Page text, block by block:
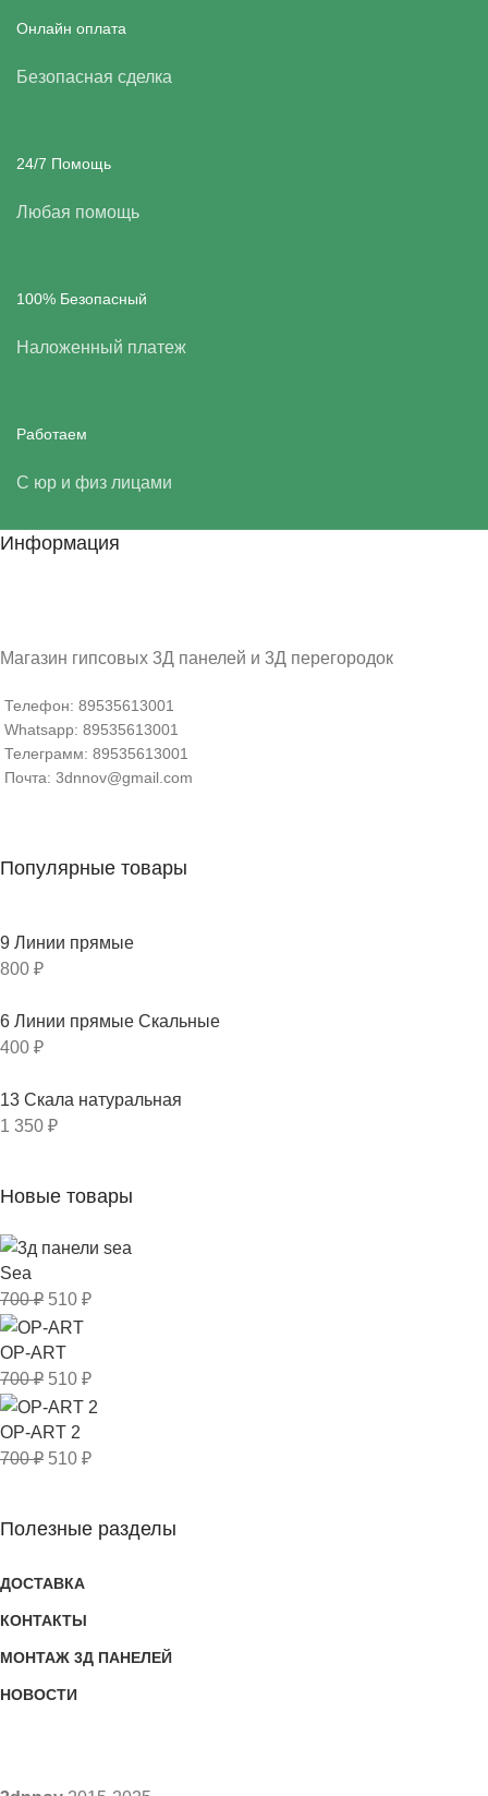
Онлайн оплата
Безопасная сделка
24/7 Помощь
Любая помощь
100% Безопасный
Наложенный платеж
Работаем
С юр и физ лицами
Информация
Магазин гипсовых 3Д панелей и 3Д перегородок
Телефон: 89535613001
Whatsapp: 89535613001
Телеграмм: 89535613001
Почта: 3dnnov@gmail.com
Популярные товары
9 Линии прямые
800 ₽
6 Линии прямые Скальные
400 ₽
13 Скала натуральная
1 350 ₽
Новые товары
Sea
700₽ 510 ₽
OP-ART
700₽ 510 ₽
OP-ART 2
700₽ 510 ₽
Полезные разделы
ДОСТАВКА
КОНТАКТЫ
МОНТАЖ 3Д ПАНЕЛЕЙ
НОВОСТИ